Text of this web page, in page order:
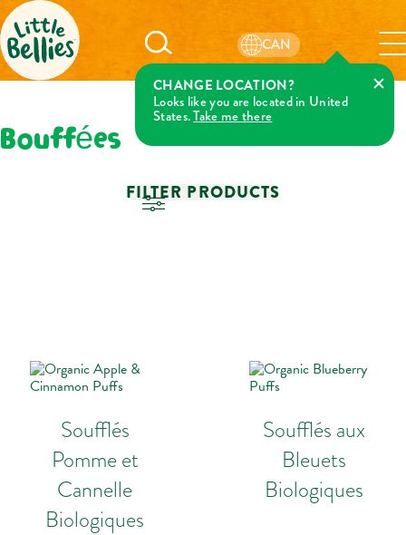
CAN
CHANGE LOCATION?
Looks like you are located in United
States.Take me there
Bouffées
FILTER PRODUCTS
Soufflés
Pomme et
Cannelle
Biologiques
Soufflés aux
Bleuets
Biologiques